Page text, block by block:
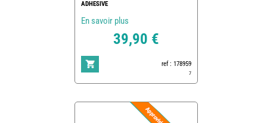
ADHESIVE
En savoir plus
39,90 €
ref : 178959
7